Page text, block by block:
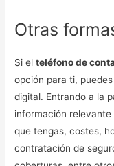
Otras
Si elteléfono de
opción para ti,
digital. Entrando a la
información
que tengas, costes,
contratación de